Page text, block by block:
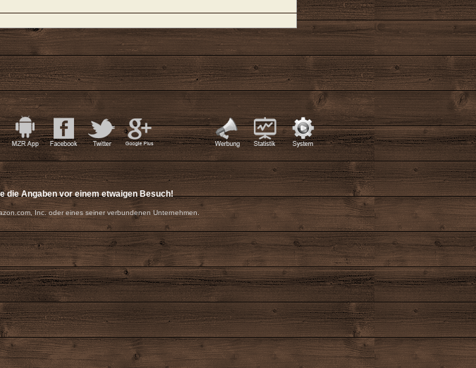
die Angaben vor einem etwaigen Besuch!
Inc. oder eines seiner verbundenen Unternehmen.